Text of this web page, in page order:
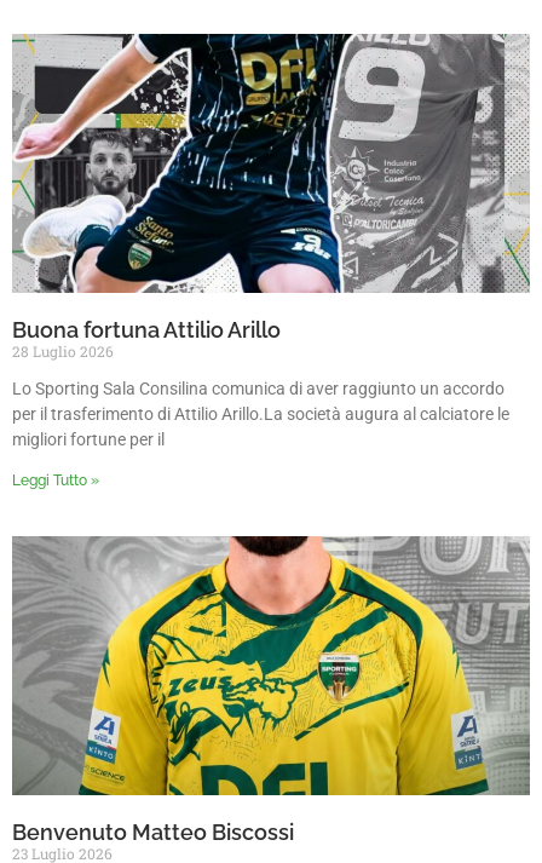
Buona fortuna Attilio Arillo
28 Luglio 2026
Lo Sporting Sala Consilina comunica di aver raggiunto un accordo
per il trasferimento di Attilio Arillo.La società augura al calciatore le
migliori fortune per il
Leggi Tutto »
Benvenuto Matteo Biscossi
23 Luglio 2026